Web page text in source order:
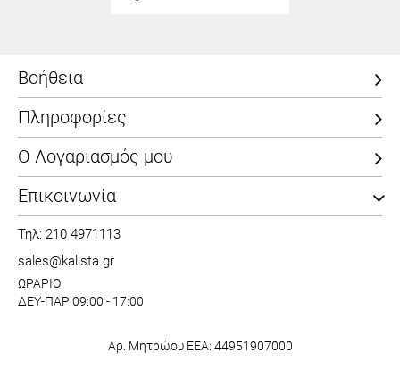
Βοήθεια
Πληροφορίες
Ο Λογαριασμός μου
Επικοινωνία
Τηλ: 210 4971113
sales@kalista.gr
ΩΡΑΡΙΟ
ΔΕΥ-ΠΑΡ 09:00 - 17:00
Αρ. Μητρώου ΕΕΑ: 44951907000